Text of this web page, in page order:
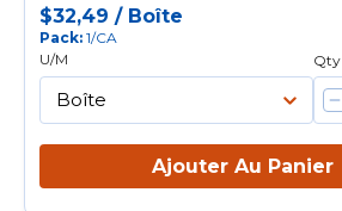
nasale réglable.
$32,49 / Boîte
Pack: 1/CA
U/M
Qty
Ajouter Au Panier